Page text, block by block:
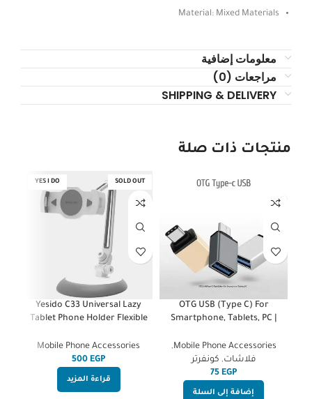
Material: Mixed Materials
معلومات إضافية
مراجعات (0)
SHIPPING & DELIVERY
منتجات ذات صلة
OTG USB (Type C) For
Smartphone, Tablets, PC |
Mobile Phone Accessories
,
فلاشات, كونفرتر
EGP
إضافة إلى السلة
SOLD OUT
YES I DO
Yesido C33 Universal Lazy
Tablet Phone Holder Flexible
Bed Mount Bracket For iPhone
Samsung iPad,White&gray
Mobile Phone Accessories
EGP
قراءة المزيد